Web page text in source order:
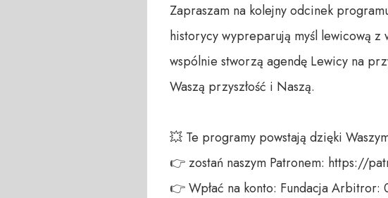
Zapraszam na kolejny odcinek
historycy wypreparują myśl lewicową z
wspólnie stworzą agendę Lewicy na
Waszą przyszłość i Naszą.
💥 Te programy powstają dzięki
👉 zostań naszym Patronem: https://
👉 Wpłać na konto: Fundacja